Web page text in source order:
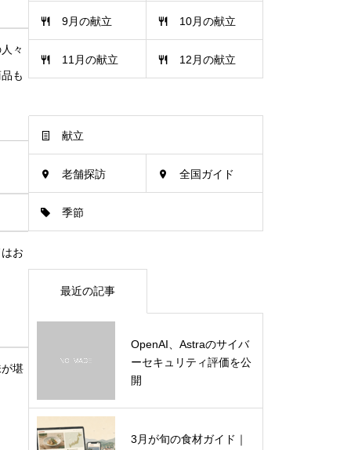
々
も
お
堪
9月の献立 10月の献立
11月の献立 12月の献立
献立
老舗探訪 全国ガイド
季節
最近の記事
OpenAI、Astraのサイバ
ーセキュリティ評価を公
開
3月が旬の食材ガイド｜